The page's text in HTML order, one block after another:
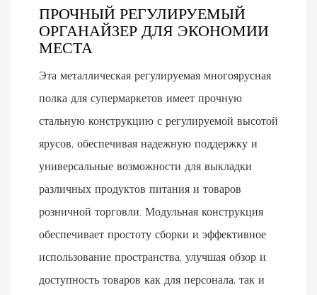
ПРОЧНЫЙ РЕГУЛИРУЕМЫЙ
ОРГАНАЙЗЕР ДЛЯ ЭКОНОМИИ
МЕСТА
Эта металлическая регулируемая многоярусная
полка для супермаркетов имеет прочную
стальную конструкцию с регулируемой высотой
ярусов, обеспечивая надежную поддержку и
универсальные возможности для выкладки
различных продуктов питания и товаров
розничной торговли. Модульная конструкция
обеспечивает простоту сборки и эффективное
использование пространства, улучшая обзор и
доступность товаров как для персонала, так и